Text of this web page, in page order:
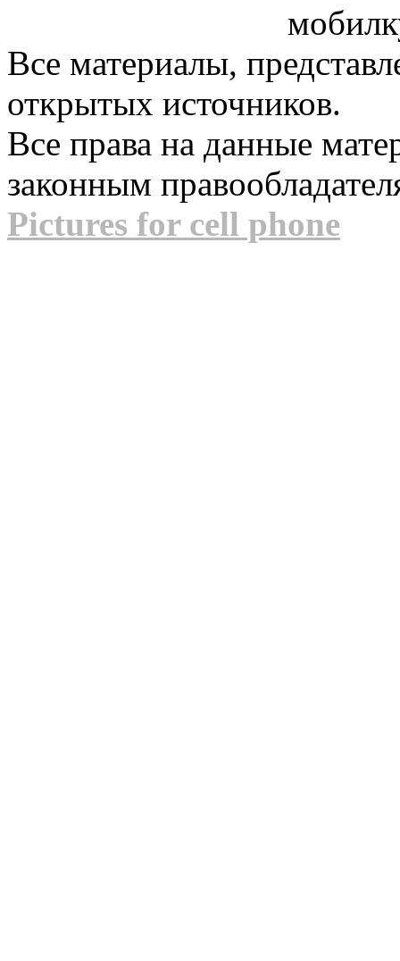
Все материалы,
открытых источников.
Все права на данные
законным
Pictures for cell phone